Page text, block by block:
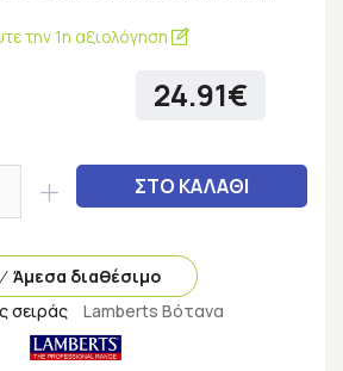
την 1η αξιολόγηση
24.91€
ΣΤΟ ΚΑΛΑΘΙ
Άμεσα διαθέσιμο
σειράς
Lamberts Βότανα